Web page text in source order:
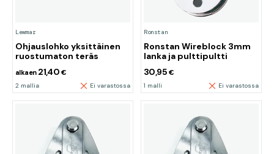
Lewmar
Ohjauslohko yksittäinen
ruostumaton teräs
alkaen 21,40 €
2 mallia Ei varastossa
Ronstan
Ronstan Wireblock 3mm
lanka ja pulttipultti
30,95 €
1 malli Ei varastossa